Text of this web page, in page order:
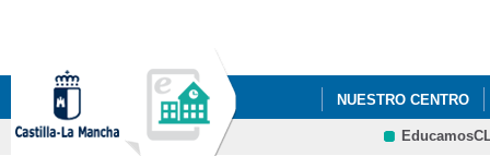
NUESTRO CENTRO
5ºY6º PODCAST_